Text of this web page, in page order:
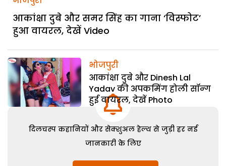
आकांक्षा दुबे और समर सिंह का गाना ‘विस्फोट’
हुआ वायरल, देखें Video
भोजपुरी
आकांक्षा दुबे और Dinesh Lal
Yadav की अपकमिंग होली सॉन्ग
हुई वायरल, देखें Photo
दिलचस्प कहानियों और सेक्शुअल हेल्थ से जुड़ी हर नई
जानकारी के लिए